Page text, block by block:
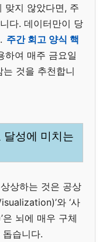
맞지 않았다면, 주
다. 데이터만이 당
주간 회고 양식 핵
하여 매주 금요일
는 것을 추천합니
달성에 미치는
상하는 것은 공상
와 ‘사
뇌에 매우 구체
습니다.